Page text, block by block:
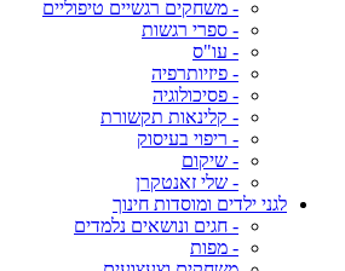
- משחקים רגשיים טיפוליים
- ספרי רגשות
- עו"ס
- פיזיותרפיה
- פסיכולוגיה
- קלינאות תקשורת
- ריפוי בעיסוק
- שיקום
- שלי זאנטקרן
לגני ילדים ומוסדות חינוך
- חגים ונושאים נלמדים
- מפות